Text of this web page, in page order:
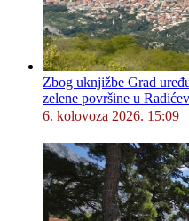
Zbog uknjižbe Grad
zelene površine u
6. kolovoza 2026. 15:09